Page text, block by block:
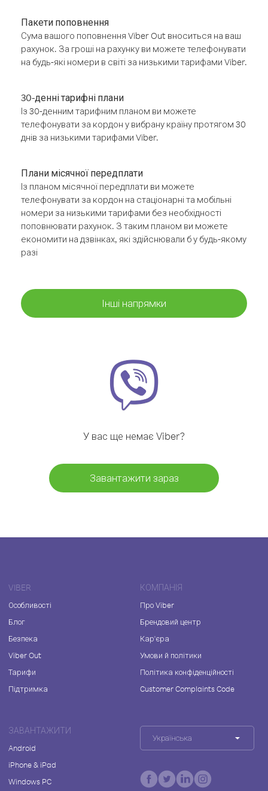
Пакети поповнення
Сума вашого поповнення Viber Out вноситься на ваш
рахунок. За гроші на рахунку ви можете телефонувати
на будь-які номери в світі за низькими тарифами Viber.
30-денні тарифні плани
Із 30-денним тарифним планом ви можете
телефонувати за кордон у вибрану країну протягом 30
днів за низькими тарифами Viber.
Плани місячної передплати
Із планом місячної передплати ви можете
телефонувати за кордон на стаціонарні та мобільні
номери за низькими тарифами без необхідності
поповнювати рахунок. З таким планом ви можете
економити на дзвінках, які здійснювали б у будь-якому
разі
Інші напрямки
У вас ще немає Viber?
Завантажити зараз
VIBER
Особливості
Блог
Безпека
Viber Out
Тарифи
Підтримка
КОМПАНІЯ
Про Viber
Брендовий центр
Кар'єра
Умови й політики
Політика конфіденційності
Customer Complaints Code
ЗАВАНТАЖИТИ
Android
iPhone & iPad
Windows PC
Українська